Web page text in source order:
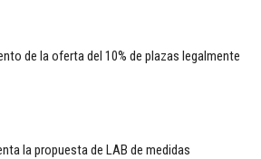
de la oferta del 10% de plazas legalmente
la propuesta de LAB de medidas